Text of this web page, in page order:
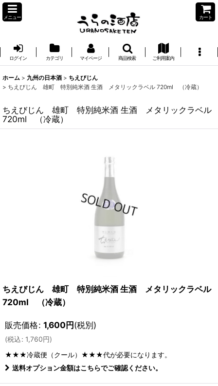
メニュー カート
ログイン カテゴリ マイページ 商品検索 ご利用案内
ホーム > 九州の日本酒 > ちえびじん
> ちえびじん 雄町 特別純米酒 生酒 メタリックラベル 720ml （冷蔵）
ちえびじん 雄町 特別純米酒 生酒 メタリックラベル
720ml （冷蔵）
ちえびじん 雄町 特別純米酒 生酒 メタリックラベル
720ml （冷蔵）
販売価格: 1,600円(税別)
(税込: 1,760円)
★★★冷蔵便（クール）★★★代が必要になります。
送料オプション金額はこちらでご確認ください。